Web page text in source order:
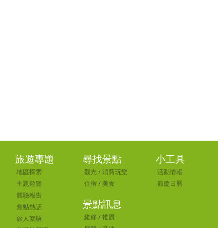
旅遊專題
地區探索
主題遊覽
體驗報告
焦點熱話
旅人絮語
尋找景點
觀光 /消費玩樂
住宿 / 美食
景點訊息
維修 /推廣
小工具
活動情報
節慶日曆